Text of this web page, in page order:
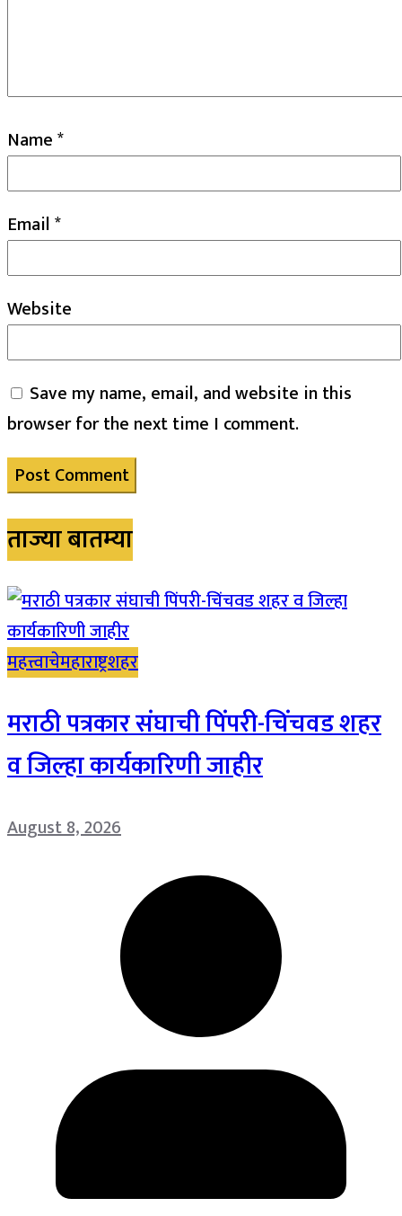
Name*
Email*
Website
Save my name, email, and website in this
browser for the next time I comment.
ताज्या बातम्या
महत्त्वाचेमहाराष्ट्रशहर
मराठी पत्रकार संघाची पिंपरी-चिंचवड शहर
व जिल्हा कार्यकारिणी जाहीर
August 8, 2026